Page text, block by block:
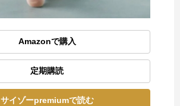
Amazonで購入
定期購読
サイゾーpremiumで読む